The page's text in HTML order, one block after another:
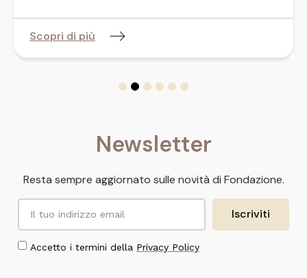
Scopri di più
Newsletter
Resta sempre aggiornato sulle novità di Fondazione.
Accetto i termini della Privacy Policy
Iscriviti